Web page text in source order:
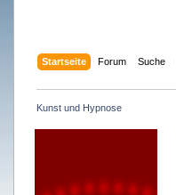
Startseite Forum Suche
Kunst und Hypnose